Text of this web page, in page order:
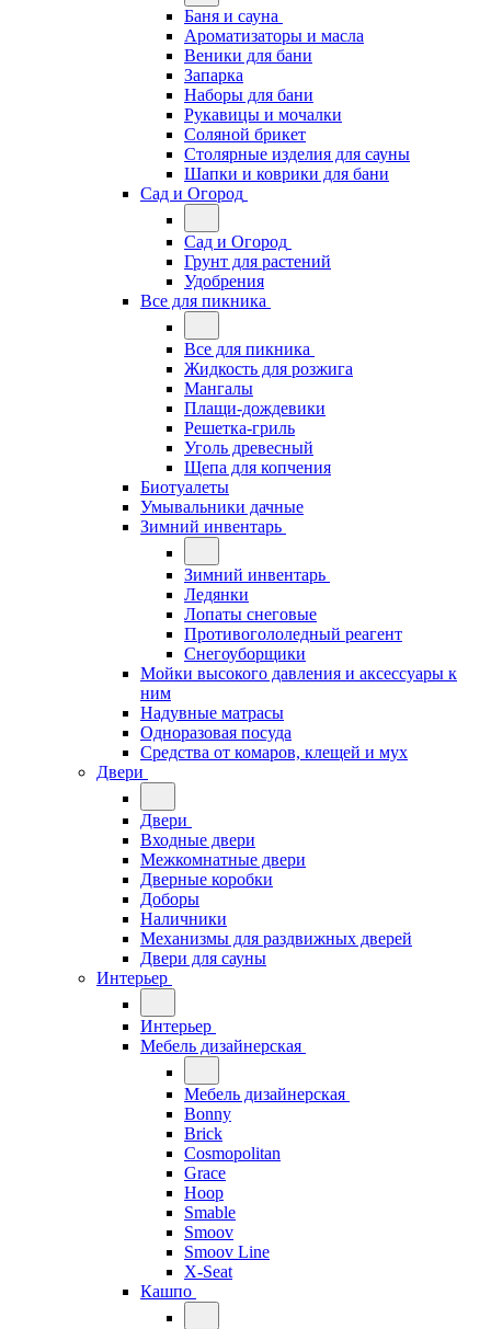
Баня и сауна
Ароматизаторы и масла
Веники для бани
Запарка
Наборы для бани
Рукавицы и мочалки
Соляной брикет
Столярные изделия для сауны
Шапки и коврики для бани
Сад и Огород
Сад и Огород
Грунт для растений
Удобрения
Все для пикника
Все для пикника
Жидкость для розжига
Мангалы
Плащи-дождевики
Решетка-гриль
Уголь древесный
Щепа для копчения
Биотуалеты
Умывальники дачные
Зимний инвентарь
Зимний инвентарь
Ледянки
Лопаты снеговые
Противогололедный реагент
Снегоуборщики
Мойки высокого давления и аксессуары к
ним
Надувные матрасы
Одноразовая посуда
Средства от комаров, клещей и мух
Двери
Двери
Входные двери
Межкомнатные двери
Дверные коробки
Доборы
Наличники
Механизмы для раздвижных дверей
Двери для сауны
Интерьер
Интерьер
Мебель дизайнерская
Мебель дизайнерская
Bonny
Brick
Cosmopolitan
Grace
Hoop
Smable
Smoov
Smoov Line
X-Seat
Кашпо